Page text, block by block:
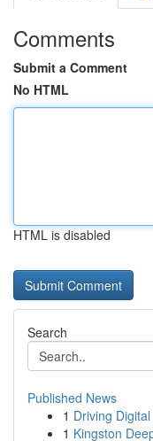
Comments
Submit a Comment
No HTML
HTML is disabled
Search
Published News
1 Driving
1 Kingston